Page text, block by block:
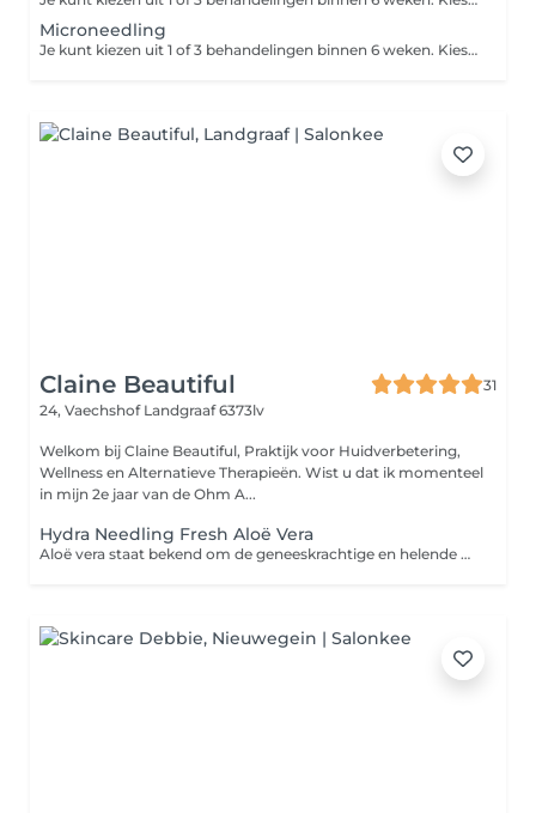
Microneedling
Je kunt kiezen uit 1 of 3 behandelingen binnen 6 weken. Kies je voor de kuur van 3 behandelingen? Inclusief ontsmetting en medisch serum. Let op: de aangegeven prijs is de prijs per zone. Bij microneedling worden er piepkleine kanaaltjes in de huid gemaakt door middel van naaldjes. Het zelfgenezend vermogen van de huid wordt aangewakkerd, waardoor er celvernieuwing plaatsvindt. Fijne lijntjes en rimpels vervagen hierdoor. Deze zones kunnen zeer goed worden behandeld: - Zone rondom de mond - Neus-lippenplooi - Fijne lijntjes bij het wanggebied
Claine Beautiful
31
24, Vaechshof Landgraaf 6373lv
Welkom bij Claine Beautiful, Praktijk voor Huidverbetering,
Wellness en Alternatieve Therapieën. Wist u dat ik momenteel
in mijn 2e jaar van de Ohm A...
Hydra Needling Fresh Aloë Vera
Aloë vera staat bekend om de geneeskrachtige en helende werking. Het kalmeert de huid na brandwonden en aloë vera wordt ook tegen acne ingezet. Aloë vera zit boordevol vitamine A, C en E: en deze vitaminen helpen insectenbeten, kleine brandwonden en zonbeschadiging te genezen. Bepaalde stoffen in de aloë vera plant 'trekken' de brand uit je huid en bieden direct verkoeling; of je nu een flinke brandwond hebt of wat te lang in de zon hebt gelegen. De kleine concentratie anthraquinone die je in de gel terugvindt werkt daarbij ook nog eens pijnstillend.